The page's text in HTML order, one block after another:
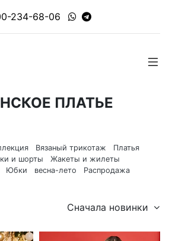
234-68-06
ПЛАТЬЕ
Вязаный трикотаж
Платья
и шорты
Жакеты и жилеты
Юбки весна-лето
Распродажа
Сначала новинки